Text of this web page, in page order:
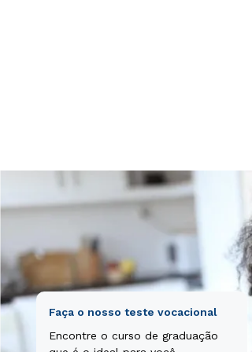
Faça o nosso teste vocacional
Encontre o curso de graduação